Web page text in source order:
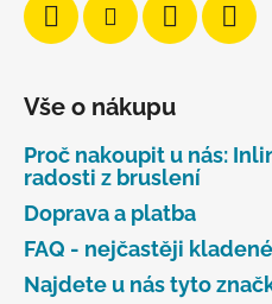
Vše o nákupu
Proč nakoupit u nás:
radosti z bruslení
Doprava a platba
FAQ - nejčastěji
Najdete u nás tyto